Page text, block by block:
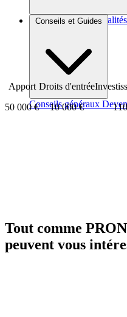
Brèves et actus
Conseils et Guides
Conseils généraux
Apport
50 000 €
Droits d'entrée
10 000 €
Tout comme
peuvent vous